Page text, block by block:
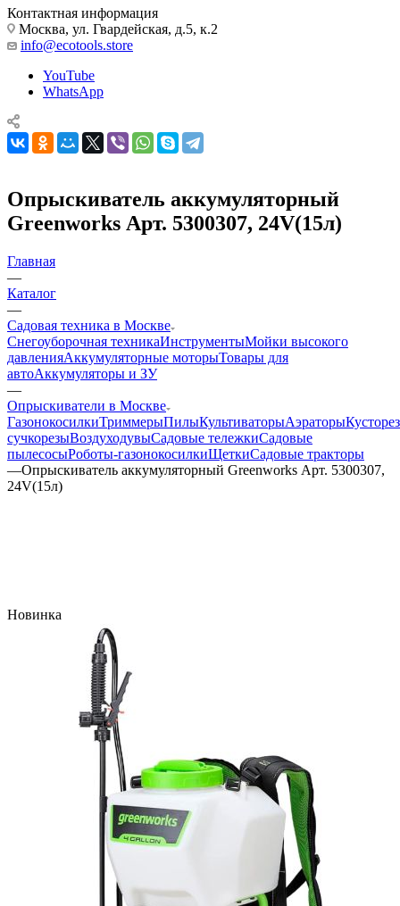
Контактная информация
Москва, ул. Гвардейская, д.5, к.2
info@ecotools.store
YouTube
WhatsApp
Опрыскиватель аккумуляторный
Greenworks Арт. 5300307, 24V(15л)
Главная
—
Каталог
—
Садовая техника в Москве
Снегоуборочная техникаИнструментыМойки высокого
давленияАккумуляторные моторыТовары для
автоАккумуляторы и ЗУ
—
Опрыскиватели в Москве
ГазонокосилкиТриммерыПилыКультиваторыАэраторы
сучкорезыВоздуходувыСадовые тележкиСадовые
пылесосыРоботы-газонокосилкиЩеткиСадовые тракторы
—Опрыскиватель аккумуляторный Greenworks Арт. 5300307,
24V(15л)
Новинка